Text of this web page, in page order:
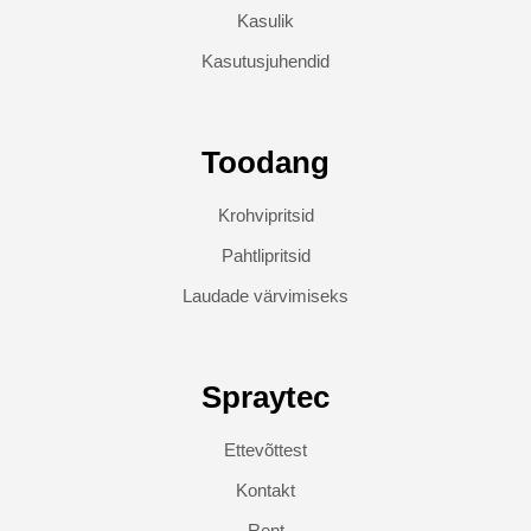
Kasulik
Kasutusjuhendid
Toodang
Krohvipritsid
Pahtlipritsid
Laudade värvimiseks
Spraytec
Ettevõttest
Kontakt